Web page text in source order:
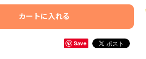
カートに入れる
Save